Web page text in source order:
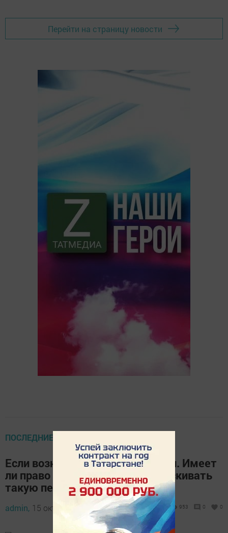
Перейти на страницу новости
ПОСЛЕДНИЕ НОВОСТИ
Если возникла переплата пенсии. Имеет
ли право пенсионный фонд взыскивать
такую переплату?
admin, 15 октября 2019 - 08:47 953 0 0